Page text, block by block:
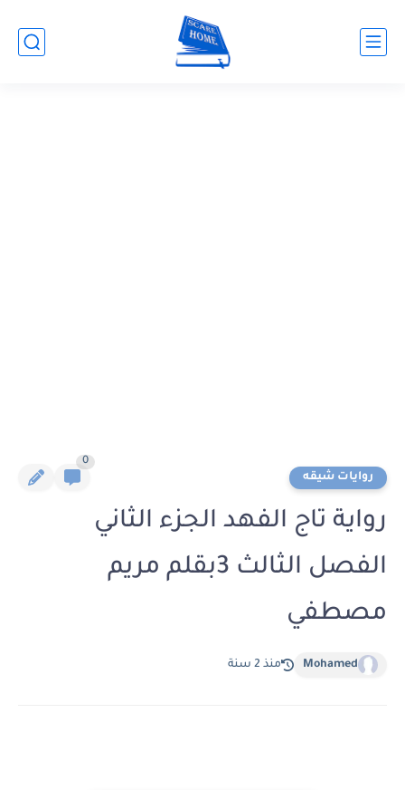
روايات شيقه
0
رواية تاج الفهد الجزء الثاني
الفصل الثالث 3بقلم مريم
مصطفي
Mohamed منذ 2 سنة